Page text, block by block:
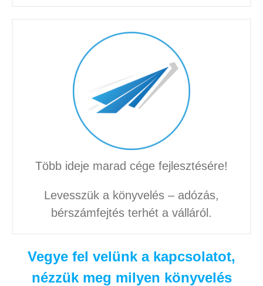
Több ideje marad cége fejlesztésére!
Levesszük a könyvelés – adózás,
bérszámfejtés terhét a válláról.
Vegye fel velünk a kapcsolatot,
nézzük meg milyen könyvelés